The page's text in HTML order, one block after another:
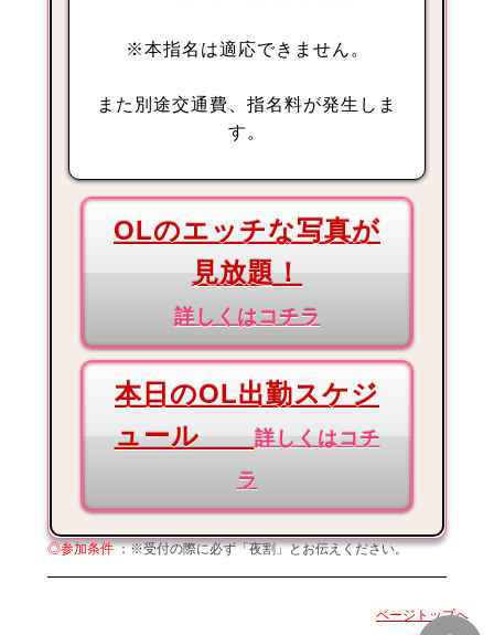
※本指名は適応できません。
また別途交通費、指名料が発生しま
す。
OLのエッチな写真が
見放題！
詳しくはコチラ
本日のOL出勤スケジ
ュール
詳しくはコチ
ラ
◎参加条件：※受付の際に必ず「夜割」とお伝えください。
ページトップへ